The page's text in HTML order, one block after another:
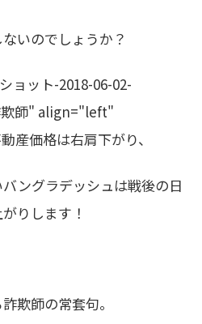
いのでしょうか？
ョット-2018-06-02-
欺師" align="left"
価格は右肩下がり、
ングラデッシュは戦後の日
りします！
欺師の常套句。